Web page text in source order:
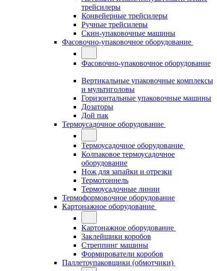
трейсилеры
Конвейерные трейсилеры
Ручные трейсилеры
Скин-упаковочные машины
Фасовочно-упаковочное оборудование
Фасовочно-упаковочное оборудование
Вертикальные упаковочные комплексы
и мультиголовы
Горизонтальные упаковочные машины
Дозаторы
Дой пак
Термоусадочное оборудование
Термоусадочное оборудование
Колпаковое термоусадочное
оборудование
Нож для запайки и отрезки
Термотоннель
Термоусадочные линии
Термоформовочное оборудование
Картонажное оборудование
Картонажное оборудование
Заклейщики коробов
Стреппинг машины
Формирователи коробов
Паллетоупаковщики (обмотчики)